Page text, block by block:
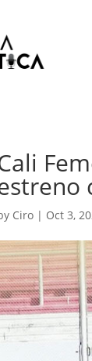
Ciro | Oct 3,